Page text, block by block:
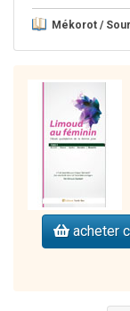
Mékorot /
acheter